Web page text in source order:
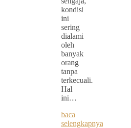
kondisi
ini
sering
dialami
oleh
banyak
orang
tanpa
terkecuali.
Hal
ini…
baca
selengkapnya